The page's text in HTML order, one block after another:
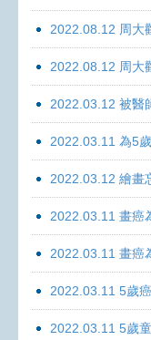
2022.08.12 周大
2022.08.12 周大
2022.03.12 被醫
2022.03.11 為5
2022.03.12 繪
2022.03.11 畫癌
2022.03.11 畫癌
2022.03.11 5歲
2022.03.11 5歲